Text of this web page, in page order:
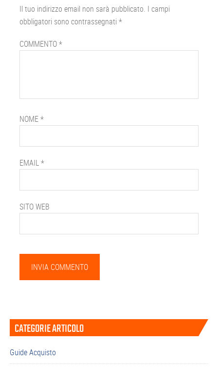
Il tuo indirizzo email non sarà pubblicato. I campi
obbligatori sono contrassegnati *
COMMENTO*
NOME*
EMAIL*
SITO WEB
Barra
laterale
primaria
CATEGORIE ARTICOLO
Guide Acquisto